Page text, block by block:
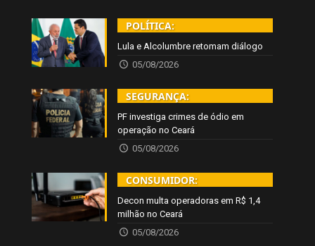
POLÍTICA:
Lula e Alcolumbre retomam diálogo
05/08/2026
SEGURANÇA:
PF investiga crimes de ódio em
operação no Ceará
05/08/2026
CONSUMIDOR:
Decon multa operadoras em R$ 1,4
milhão no Ceará
05/08/2026